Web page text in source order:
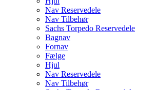
Nav Reservedele
Nav Tilbehør
Sachs Torpedo Reservedele
Bagnav
Fornav
Fælge
Hjul
Nav Reservedele
Nav Tilbehør